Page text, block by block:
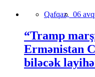
Qafqaz, 06
“Tramp
Ermənistan
biləcək